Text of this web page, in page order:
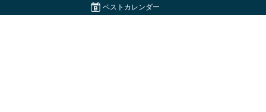
ベストカレンダー